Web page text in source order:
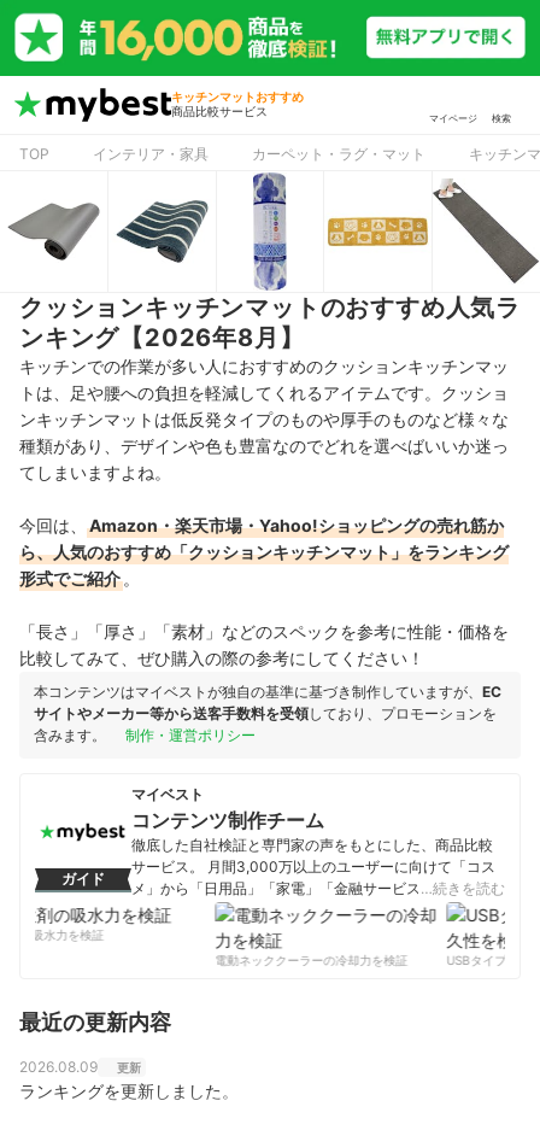
キッチンマットおすすめ
商品比較サービス
マイページ 検索
TOP インテリア・家具 カーペット・ラグ・マット キッチン
クッションキッチンマットのおすすめ人気ラ
ンキング【2026年8月】
キッチンでの作業が多い人におすすめのクッションキッチンマッ
トは、足や腰への負担を軽減してくれるアイテムです。クッショ
ンキッチンマットは低反発タイプのものや厚手のものなど様々な
種類があり、デザインや色も豊富なのでどれを選べばいいか迷っ
てしまいますよね。
今回は、
Amazon・楽天市場・Yahoo!ショッピングの売れ筋か
ら、人気のおすすめ「クッションキッチンマット」をランキング
形式でご紹介 。
「長さ」「厚さ」「素材」などのスペックを参考に性能・価格を
比較してみて、ぜひ購入の際の参考にしてください！
本コンテンツはマイベストが独自の基準に基づき制作していますが、 EC
サイトやメーカー等から送客手数料を受領しており、プロモーションを
含みます。
制作・運営ポリシー
ガイド
マイベスト
コンテンツ制作チーム
徹底した自社検証と専門家の声をもとにした、商品比較
サービス。 月間3,000万以上のユーザーに向けて「コス
メ」から「日用品」「家電」「金融サービス」まで、ベ
ストな商品を選んでもらうために、毎日コンテンツを制
コンテンツ制作チームのプロフィール
…続きを読む
の吸水力を検証
電動ネッククーラーの冷却力を検証
USBタイプCケー
最近の更新内容
2026.08.09 更新
ランキングを更新しました。